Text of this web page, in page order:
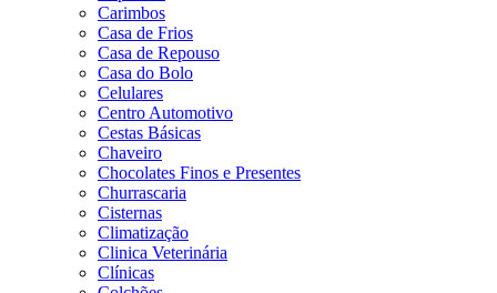
Carimbos
Casa de Frios
Casa de Repouso
Casa do Bolo
Celulares
Centro Automotivo
Cestas Básicas
Chaveiro
Chocolates Finos e Presentes
Churrascaria
Cisternas
Climatização
Clinica Veterinária
Clínicas